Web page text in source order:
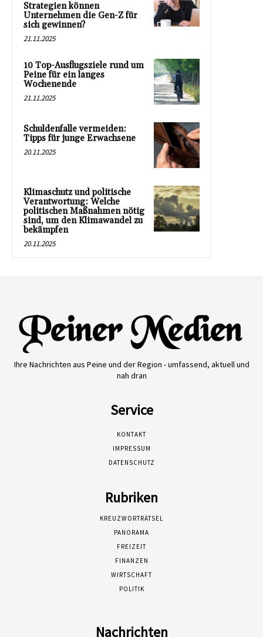
Strategien können
Unternehmen die Gen-Z für
sich gewinnen?
21.11.2025
10 Top-Ausflugsziele rund um
Peine für ein langes
Wochenende
21.11.2025
Schuldenfalle vermeiden:
Tipps für junge Erwachsene
20.11.2025
Klimaschutz und politische
Verantwortung: Welche
politischen Maßnahmen nötig
sind, um den Klimawandel zu
bekämpfen
20.11.2025
Ihre Nachrichten aus Peine und der Region - umfassend, aktuell und
nah dran
Service
KONTAKT
IMPRESSUM
DATENSCHUTZ
Rubriken
KREUZWORTRÄTSEL
PANORAMA
FREIZEIT
FINANZEN
WIRTSCHAFT
POLITIK
Nachrichten